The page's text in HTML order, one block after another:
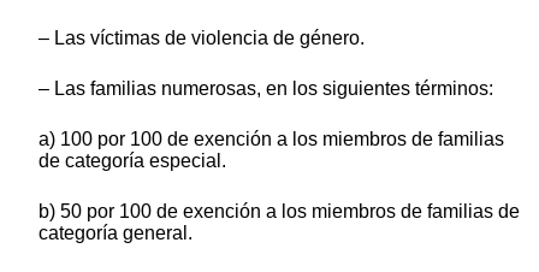
– Las víctimas de violencia de género.
– Las familias numerosas, en los siguientes términos:
a) 100 por 100 de exención a los miembros de familias
de categoría especial.
b) 50 por 100 de exención a los miembros de familias de
categoría general.